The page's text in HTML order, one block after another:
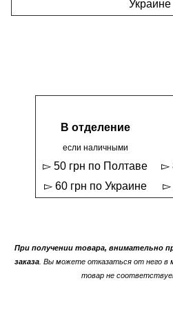
Украине
В отделение
если наличными
▻ 50 грн по Полтаве
▻ 60 грн по Украине
▻
▻
При получении товара, внимательно
заказа. Вы можете отказаться от него в
товар не